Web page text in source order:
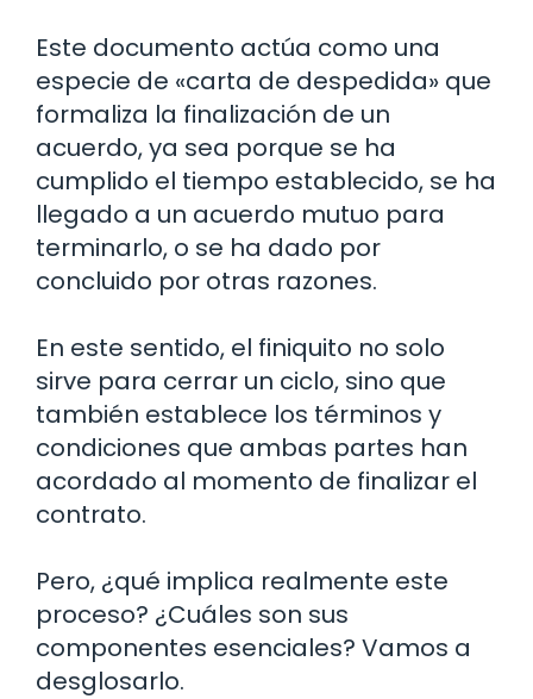
Este documento actúa como una
especie de «carta de despedida» que
formaliza la finalización de un
acuerdo, ya sea porque se ha
cumplido el tiempo establecido, se ha
llegado a un acuerdo mutuo para
terminarlo, o se ha dado por
concluido por otras razones.
En este sentido, el finiquito no solo
sirve para cerrar un ciclo, sino que
también establece los términos y
condiciones que ambas partes han
acordado al momento de finalizar el
contrato.
Pero, ¿qué implica realmente este
proceso? ¿Cuáles son sus
componentes esenciales? Vamos a
desglosarlo.